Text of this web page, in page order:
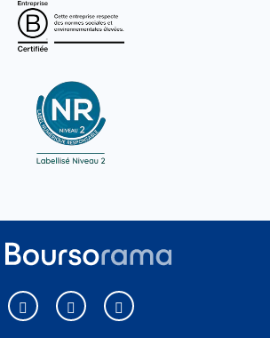
Boursorama sur Facebook
Boursorama sur XBoursorama sur